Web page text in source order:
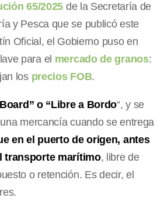
65/2025 de la Secretaría de
y Pesca que se publicó este
Oficial, el Gobierno puso en
para el mercado de granos:
los precios FOB.
o “Libre a Bordo“, y se
mercancía cuando se entrega
en el puerto de origen, antes
transporte marítimo, libre de
o retención. Es decir, el